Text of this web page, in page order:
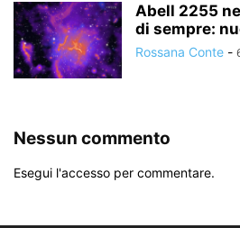
Abell 2255
di sempre:
Rossana Conte -
Nessun commento
Esegui l'accesso per commentare.